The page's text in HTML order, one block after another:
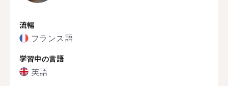
流暢
フランス語
学習中の言語
英語